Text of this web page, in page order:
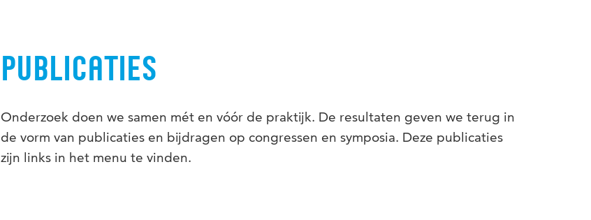
PUBLICATIES
Onderzoek doen we samen mét en vóór de praktijk. De resultaten geven we terug in
de vorm van publicaties en bijdragen op congressen en symposia. Deze publicaties
zijn links in het menu te vinden.